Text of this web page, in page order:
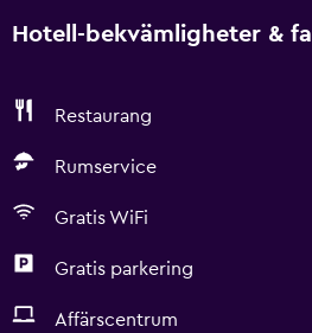
Hotell-bekvämligheter &
Restaurang
Rumservice
Gratis WiFi
Gratis parkering
Affärscentrum